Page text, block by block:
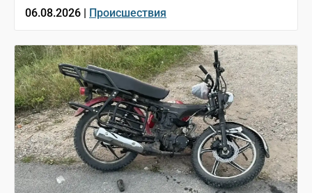
06.08.2026 | Происшествия